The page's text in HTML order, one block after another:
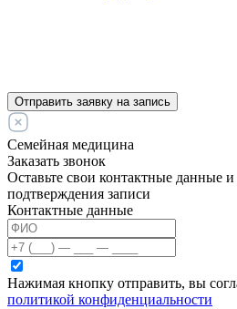
Отправить заявку на запись
Семейная медицина
Заказать звонок
Оставьте свои контактные данные
подтверждения записи
Контактные данные
Нажимая кнопку отправить, вы
политикой конфиденциальности